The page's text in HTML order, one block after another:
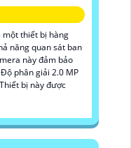
một thiết bị hàng
năng quan sát ban
này đảm bảo
phân giải 2.0 MP
bị này được